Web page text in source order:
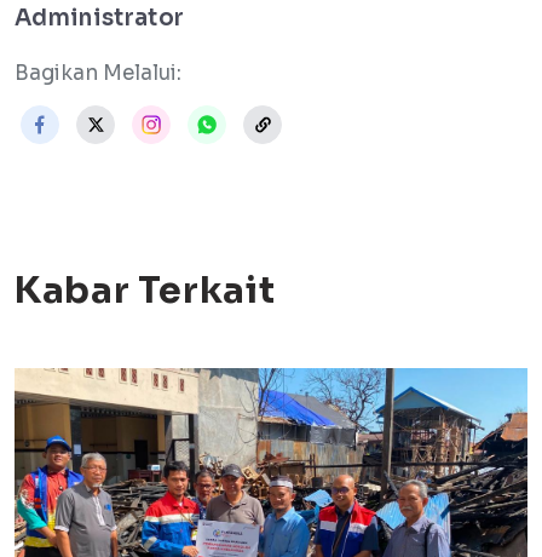
Administrator
Bagikan Melalui:
Kabar Terkait